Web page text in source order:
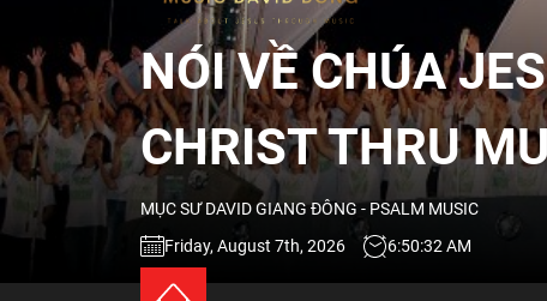
CHÚA
JESUS
QUA
ÂM
NÓI VỀ CHÚA
CHRIST THRU
MỤC SƯ DAVID GIANG ĐÔNG - PSALM MUSIC
Friday, August 7th, 2026
6:50:33 AM